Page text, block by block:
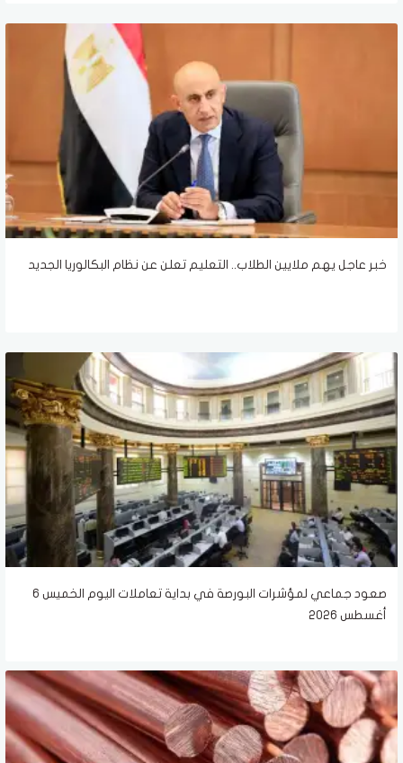
خبر عاجل يهم ملايين الطلاب.. التعليم تعلن عن نظام البكالوريا الجديد
صعود جماعي لمؤشرات البورصة في بداية تعاملات اليوم الخميس 6
أغسطس 2026